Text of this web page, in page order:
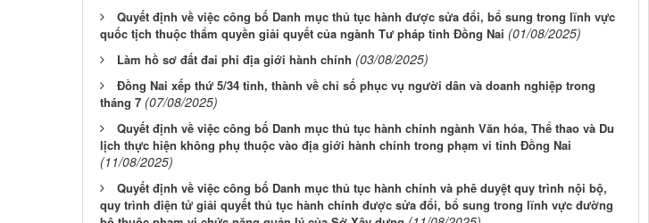
Quyết định về việc công bố Danh mục thủ tục hành được sửa đổi, bổ sung trong lĩnh vực
quốc tịch thuộc thẩm quyền giải quyết của ngành Tư pháp tỉnh Đồng Nai (01/08/2025)
Làm hồ sơ đất đai phi địa giới hành chính (03/08/2025)
Đồng Nai xếp thứ 5/34 tỉnh, thành về chỉ số phục vụ người dân và doanh nghiệp trong
tháng 7 (07/08/2025)
Quyết định về việc công bố Danh mục thủ tục hành chính ngành Văn hóa, Thể thao và Du
lịch thực hiện không phụ thuộc vào địa giới hành chính trong phạm vi tỉnh Đồng Nai
(11/08/2025)
Quyết định về việc công bố Danh mục thủ tục hành chính và phê duyệt quy trình nội bộ,
quy trình điện tử giải quyết thủ tục hành chính được sửa đổi, bổ sung trong lĩnh vực đường